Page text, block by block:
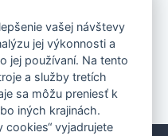
vašej návštevy
jej výkonnosti a
jej používaní. Na tento
a služby tretích
sa môžu preniesť k
iných krajinách.
cookies“ vyjadrujete